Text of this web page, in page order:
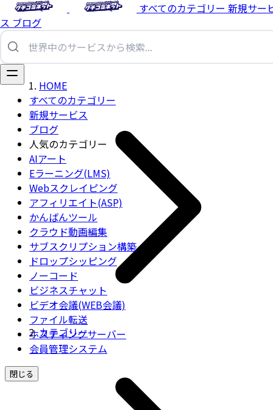
すべてのカテゴリー 新規サー
ス ブログ
すべてのカテゴリー
新規サービス
ブログ
人気のカテゴリー
AIアート
Eラーニング(LMS)
Webスクレイピング
アフィリエイト(ASP)
かんばんツール
クラウド動画編集
サブスクリプション構築
ドロップシッピング
ノーコード
ビジネスチャット
ビデオ会議(WEB会議)
ファイル転送
ホスティングサーバー
会員管理システム
閉じる
HOME
カテゴリー